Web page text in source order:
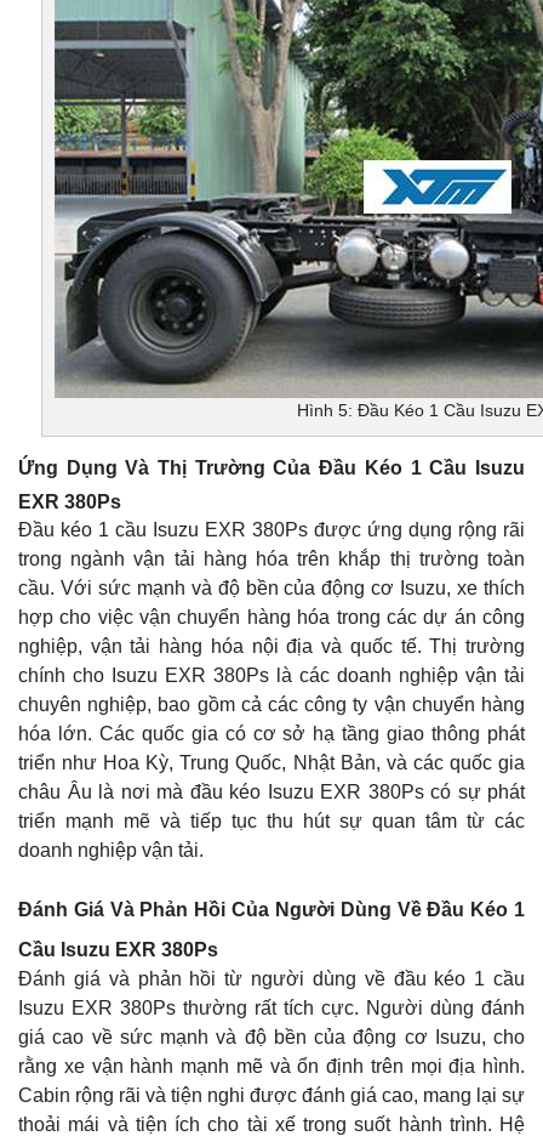
Hình 5: Đầu Kéo 1 Cầu Isuzu
Ứng Dụng Và Thị Trường Của Đầu Kéo 1 Cầu Isuzu
EXR 380Ps
Đầu kéo 1 cầu Isuzu EXR 380Ps được ứng dụng rộng rãi
trong ngành vận tải hàng hóa trên khắp thị trường toàn
cầu. Với sức mạnh và độ bền của động cơ Isuzu, xe thích
hợp cho việc vận chuyển hàng hóa trong các dự án công
nghiệp, vận tải hàng hóa nội địa và quốc tế. Thị trường
chính cho Isuzu EXR 380Ps là các doanh nghiệp vận tải
chuyên nghiệp, bao gồm cả các công ty vận chuyển hàng
hóa lớn. Các quốc gia có cơ sở hạ tầng giao thông phát
triển như Hoa Kỳ, Trung Quốc, Nhật Bản, và các quốc gia
châu Âu là nơi mà đầu kéo Isuzu EXR 380Ps có sự phát
triển mạnh mẽ và tiếp tục thu hút sự quan tâm từ các
doanh nghiệp vận tải.
Đánh Giá Và Phản Hồi Của Người Dùng Về Đầu Kéo 1
Cầu Isuzu EXR 380Ps
Đánh giá và phản hồi từ người dùng về đầu kéo 1 cầu
Isuzu EXR 380Ps thường rất tích cực. Người dùng đánh
giá cao về sức mạnh và độ bền của động cơ Isuzu, cho
rằng xe vận hành mạnh mẽ và ổn định trên mọi địa hình.
Cabin rộng rãi và tiện nghi được đánh giá cao, mang lại sự
thoải mái và tiện ích cho tài xế trong suốt hành trình. Hệ